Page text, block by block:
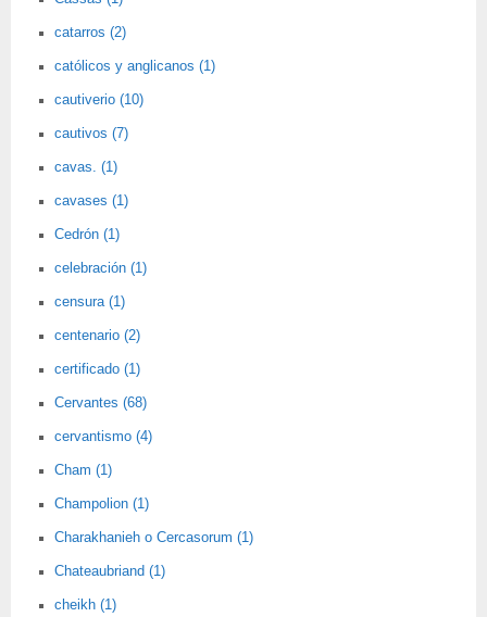
catarros (2)
católicos y anglicanos (1)
cautiverio (10)
cautivos (7)
cavas. (1)
cavases (1)
Cedrón (1)
celebración (1)
censura (1)
centenario (2)
certificado (1)
Cervantes (68)
cervantismo (4)
Cham (1)
Champolion (1)
Charakhanieh o Cercasorum (1)
Chateaubriand (1)
cheikh (1)